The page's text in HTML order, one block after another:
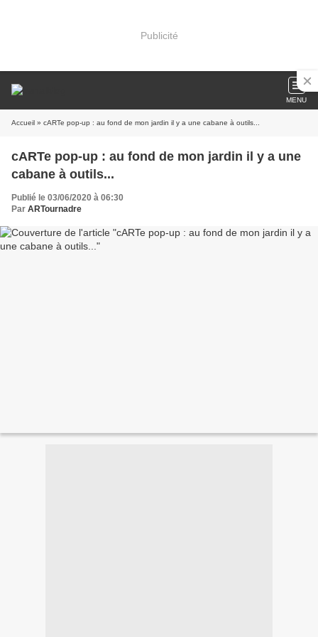
Publicité
MENU
Accueil » cARTe pop-up : au fond de mon jardin il y a une cabane à outils...
cARTe pop-up : au fond de mon jardin il y a une
cabane à outils...
Publié le 03/06/2020 à 06:30
Par ARTournadre